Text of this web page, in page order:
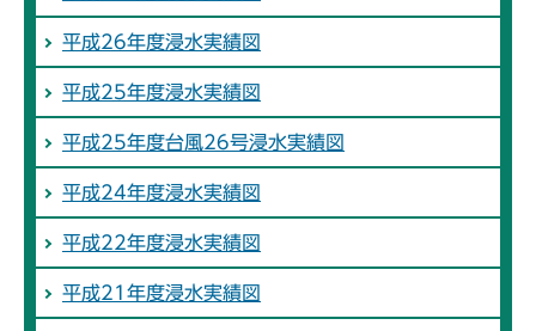
平成26年度浸水実績図
平成25年度浸水実績図
平成25年度台風26号浸水実績図
平成24年度浸水実績図
平成22年度浸水実績図
平成21年度浸水実績図